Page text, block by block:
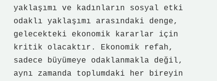
yaklaşımı ve kadınların sosyal etki
odaklı yaklaşımı arasındaki denge,
gelecekteki ekonomik kararlar için
kritik olacaktır. Ekonomik refah,
sadece büyümeye odaklanmakla değil,
aynı zamanda toplumdaki her bireyin